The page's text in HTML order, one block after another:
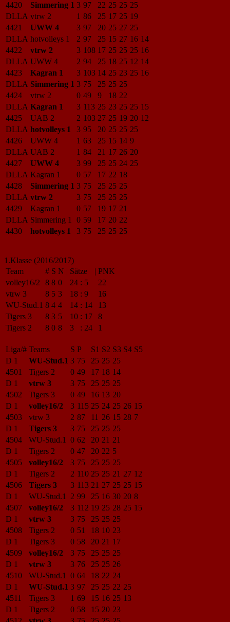
4420
Simmering 1 3 97 22 25 25 25
DLLA vtrw 2 1 86 25 17 25 19
4421
UWW 4 3 97 20 25 27 25
DLLA hotvolleys 1 2 97 25 15 27 16 14
4422
vtrw 2 3 108 17 25 25 25 16
DLLA UWW 4 2 94 25 18 25 12 14
4423
Kagran 1 3 103 14 25 23 25 16
DLLA Simmering 1 3 75 25 25 25
4424
vtrw 2 0 49 9 18 22
DLLA Kagran 1 3 113 25 23 25 25 15
4425
UAB 2 2 103 27 25 19 20 12
DLLA hotvolleys 1 3 95 20 25 25 25
4426
UWW 4 1 63 25 15 14 9
DLLA UAB 2 1 84 21 17 26 20
4427
UWW 4 3 99 25 25 24 25
DLLA Kagran 1 0 57 17 22 18
4428
Simmering 1 3 75 25 25 25
DLLA vtrw 2 3 75 25 25 25
4429
Kagran 1 0 57 19 17 21
DLLA Simmering 1 0 59 17 20 22
4430
hotvolleys 1 3 75 25 25 25
1.Klasse (2016/2017)
Team
# S N | Sätze | PNK
volley16/2
8 8 0 24 : 5
22
vtrw 3
8 5 3 18 : 9
16
WU-Stud.1 8 4 4 14 : 14
13
Tigers 3
8 3 5 10 : 17
8
Tigers 2
8 0 8 3 : 24 1
Liga/# Teams S P S1 S2 S3 S4 S5
D 1
WU-Stud.1 3 75 25 25 25
4501
Tigers 2 0 49 17 18 14
D 1
vtrw 3 3 75 25 25 25
4502
Tigers 3 0 49 16 13 20
D 1
volley16/2 3 115 25 24 25 26 15
4503
vtrw 3 2 87 11 26 15 28 7
D 1
Tigers 3 3 75 25 25 25
4504
WU-Stud.1 0 62 20 21 21
D 1
Tigers 2 0 47 20 22 5
4505
volley16/2 3 75 25 25 25
D 1
Tigers 2 2 110 25 25 21 27 12
4506
Tigers 3 3 113 21 27 25 25 15
D 1
WU-Stud.1 2 99 25 16 30 20 8
4507
volley16/2 3 112 19 25 28 25 15
D 1
vtrw 3 3 75 25 25 25
4508
Tigers 2 0 51 18 10 23
D 1
Tigers 3 0 58 20 21 17
4509
volley16/2 3 75 25 25 25
D 1
vtrw 3 3 76 25 25 26
4510
WU-Stud.1 0 64 18 22 24
D 1
WU-Stud.1 3 97 25 25 22 25
4511
Tigers 3 1 69 15 16 25 13
D 1
Tigers 2 0 58 15 20 23